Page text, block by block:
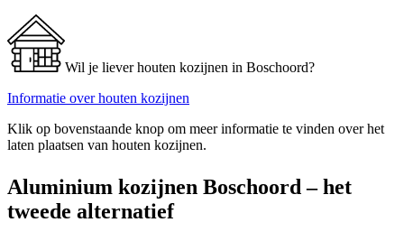
Wil je liever houten kozijnen in Boschoord?
Informatie over houten kozijnen
Klik op bovenstaande knop om meer informatie te vinden over het
laten plaatsen van houten kozijnen.
Aluminium kozijnen Boschoord – het
tweede alternatief